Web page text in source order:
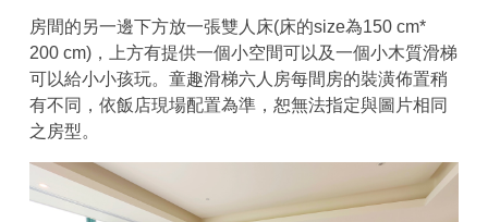
房間的另一邊下方放一張雙人床(床的size為150 cm*
200 cm)，上方有提供一個小空間可以及一個小木質滑梯
可以給小小孩玩。童趣滑梯六人房每間房的裝潢佈置稍
有不同，依飯店現場配置為準，恕無法指定與圖片相同
之房型。